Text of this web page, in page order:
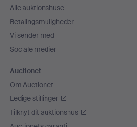
Alle auktionshuse
Betalingsmuligheder
Vi sender med
Sociale medier
Auctionet
Om Auctionet
Ledige stillinger
Tilknyt dit auktionshus